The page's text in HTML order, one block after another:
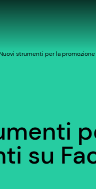
Nuovi strumenti per la
su